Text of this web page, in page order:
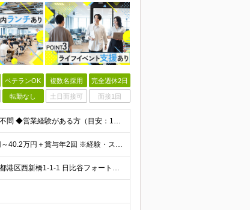
ベテランOK 複数名採用 完全週休2日
転勤なし 土日面接可 面接1回
＼第二新卒OK！IT知識を学びたい、意欲重視の採用／ ◆学歴不問 ◆営業経験がある方（目安：1年以上）
＼平均年収786万円！中央値は773万円！／ ◆月給 26.3万円～40.2万円＋賞与年2回 ※経験・スキルを考慮の上、優遇いたします ※上記金額には固定残業手当19～24時間分（4.3万円～7.
＼転勤なし！駅チカオフィス／ 【日比谷本社オフィス】 東京都港区西新橋1-1-1 日比谷フォートタワー26階 (変更の範囲)上記を除く当社関連勤務地